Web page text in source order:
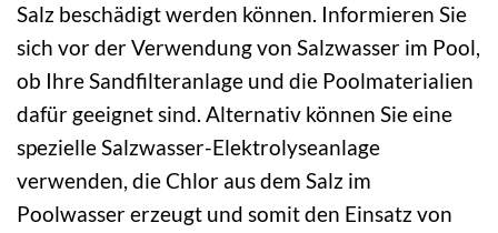
Salz beschädigt werden können. Informieren Sie
sich vor der Verwendung von Salzwasser im Pool,
ob Ihre Sandfilteranlage und die Poolmaterialien
dafür geeignet sind. Alternativ können Sie eine
spezielle Salzwasser-Elektrolyseanlage
verwenden, die Chlor aus dem Salz im
Poolwasser erzeugt und somit den Einsatz von